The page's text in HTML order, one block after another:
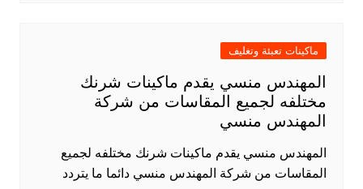
ماكينات تعبئة وتغليف
المهندس منسي يقدم ماكينات شرنك
مختلفه لجميع المقاسات من شركة
المهندس منسي
المهندس منسي يقدم ماكينات شرنك مختلفه لجميع
المقاسات من شركة المهندس منسي دائما ما يتردد